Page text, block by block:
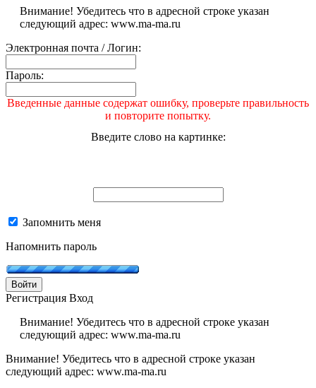
Внимание! Убедитесь что в адресной строке указан
следующий адрес: www.ma-ma.ru
Электронная почта / Логин:
Пароль:
Введенные данные содержат ошибку, проверьте правильность
и повторите попытку.
Введите слово на картинке:
Запомнить меня
Напомнить пароль
Войти
Регистрация Вход
Внимание! Убедитесь что в адресной строке указан
следующий адрес: www.ma-ma.ru
Внимание! Убедитесь что в адресной строке указан
следующий адрес: www.ma-ma.ru